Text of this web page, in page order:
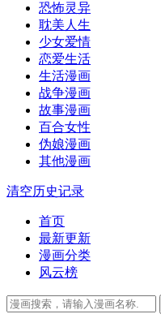
恐怖灵异
耽美人生
少女爱情
恋爱生活
生活漫画
战争漫画
故事漫画
百合女性
伪娘漫画
其他漫画
清空历史记录
首页
最新更新
漫画分类
风云榜